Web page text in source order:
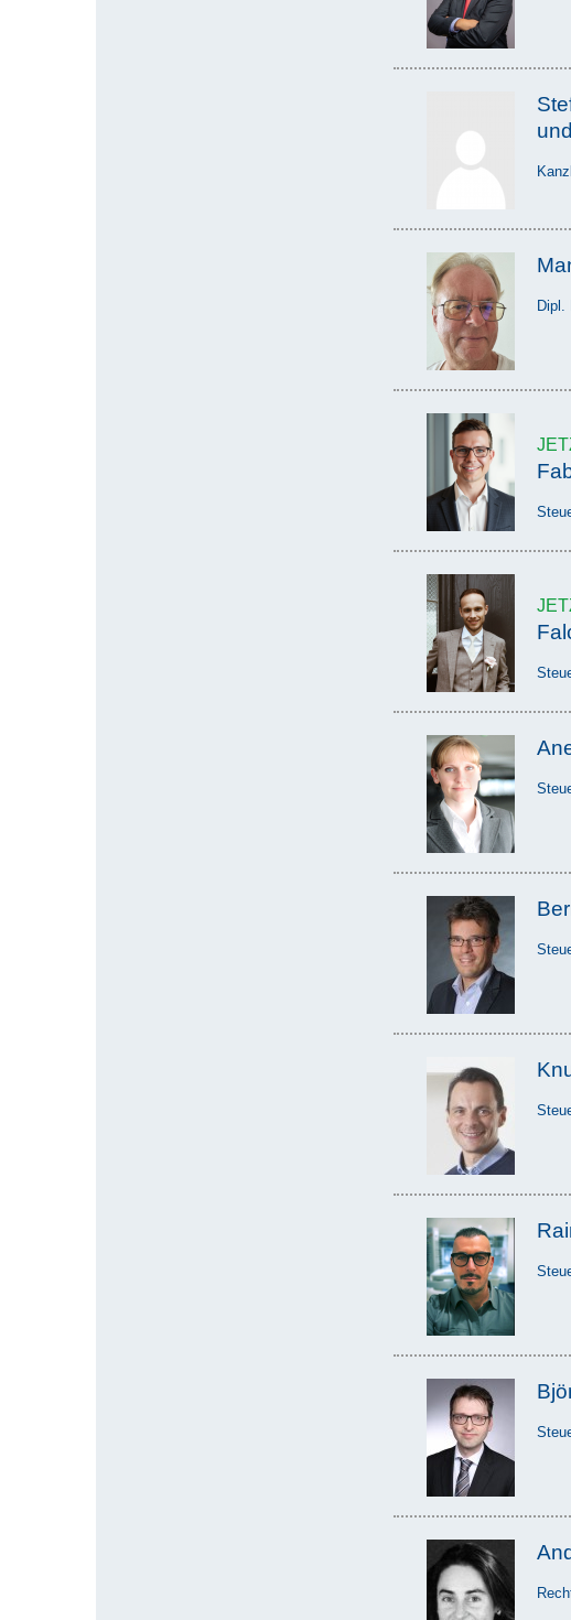
Dipl.